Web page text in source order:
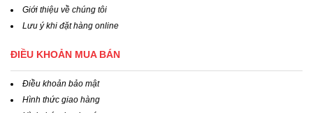
Giới thiệu về chúng tôi
Lưu ý khi đặt hàng online
ĐIỀU KHOẢN MUA BÁN
Điều khoản bảo mật
Hình thức giao hàng